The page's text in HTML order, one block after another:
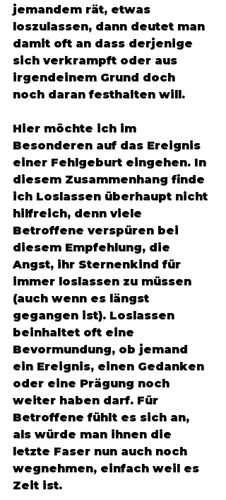
jemandem rät, etwas
loszulassen, dann deutet man
damit oft an dass derjenige
sich verkrampft oder aus
irgendeinem Grund doch
noch daran festhalten will.
Hier möchte ich im
Besonderen auf das Ereignis
einer Fehlgeburt eingehen. In
diesem Zusammenhang finde
ich Loslassen überhaupt nicht
hilfreich, denn viele
Betroffene verspüren bei
diesem Empfehlung, die
Angst, ihr Sternenkind für
immer loslassen zu müssen
(auch wenn es längst
gegangen ist). Loslassen
beinhaltet oft eine
Bevormundung, ob jemand
ein Ereignis, einen Gedanken
oder eine Prägung noch
weiter haben darf. Für
Betroffene fühlt es sich an,
als würde man ihnen die
letzte Faser nun auch noch
wegnehmen, einfach weil es
Zeit ist.